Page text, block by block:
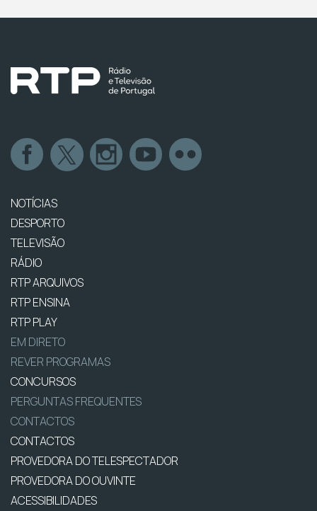
NOTÍCIAS
DESPORTO
TELEVISÃO
RÁDIO
RTP ARQUIVOS
RTP ENSINA
RTP PLAY
EM DIRETO
REVER PROGRAMAS
CONCURSOS
PERGUNTAS FREQUENTES
CONTACTOS
CONTACTOS
PROVEDORA DO TELESPECTADOR
PROVEDORA DO OUVINTE
ACESSIBILIDADES